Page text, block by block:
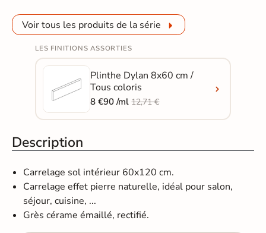
Voir tous les produits de la série
LES FINITIONS ASSORTIES
Plinthe Dylan 8x60 cm /
Tous coloris
8 €90 /ml12,71 €
Description
Carrelage sol intérieur 60x120 cm.
Carrelage effet pierre naturelle, idéal pour salon,
séjour, cuisine, ...
Grès cérame émaillé, rectifié.